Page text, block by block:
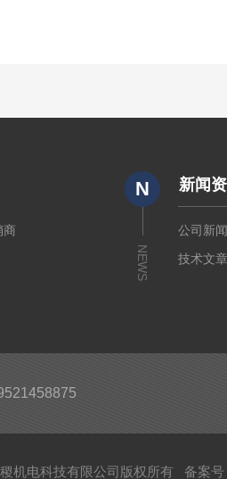
商
N
NEWS
新闻
公司新
技术文
机电科技有限公司版权所有 备案号